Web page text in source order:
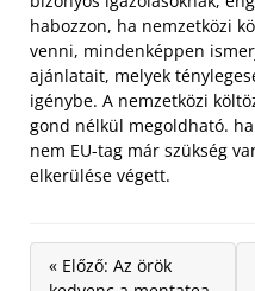
habozzon, ha nemzetközi
venni, mindenképpen
ajánlatait, melyek
igénybe. A nemzetközi
gond nélkül megoldható.
nem EU-tag már szükség
elkerülése végett.
« Előző: Az örök